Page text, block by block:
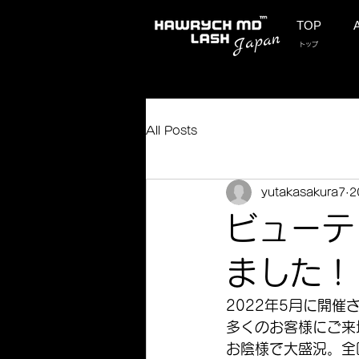
​Japan
TOP
トップ
All Posts
ビュー
ました！
yutakasakura7
2022年5月に開催
多くのお客様にご
お陰様で大盛況。